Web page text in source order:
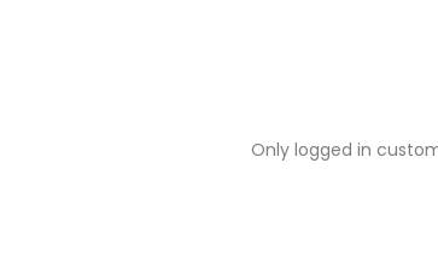
R
Only logged in